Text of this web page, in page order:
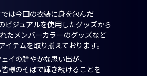
は今回の衣装に身を包んだ
ビジュアルを使用したグッズから
たメンバーカラーのグッズなど
イテムを取り揃えております。
イの鮮やかな思い出が、
様のそばで輝き続けることを